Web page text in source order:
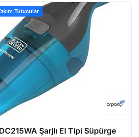
Tutucular
Şarjlı El Tipi Süpürge